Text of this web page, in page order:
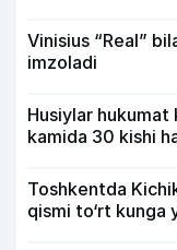
Vinisius “Real”
imzoladi
Husiylar
kamida 30 kishi
Toshkentda
qismi to‘rt kunga